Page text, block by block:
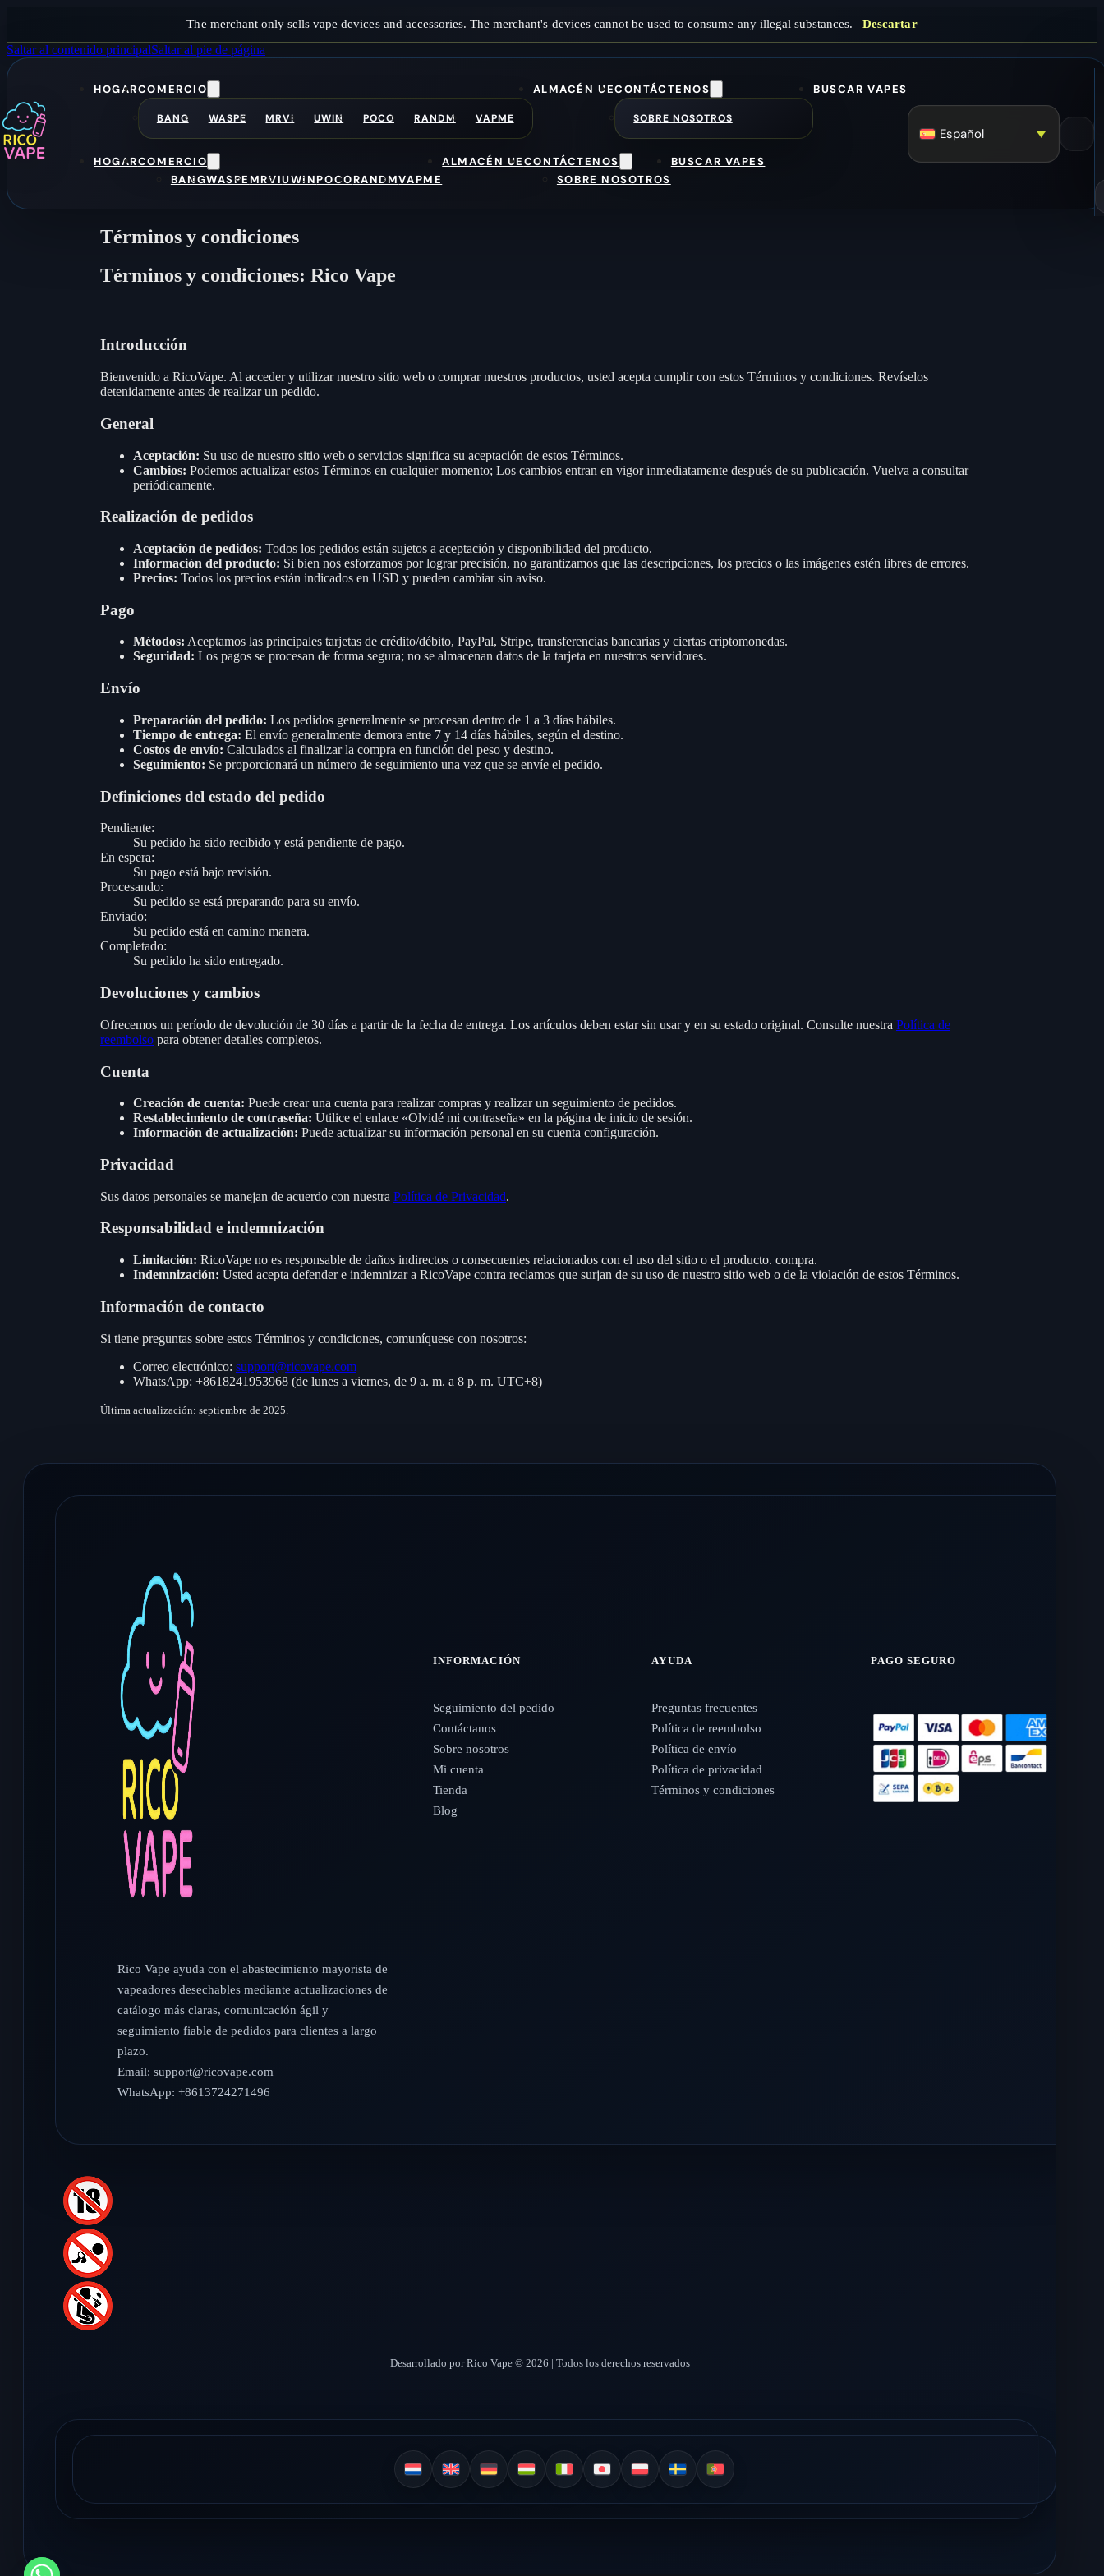
The merchant only sells vape devices and accessories. The merchant's devices cannot be used to consume any illegal substances. Descartar
Saltar al contenido principalSaltar al pie de página
HOGARCOMERCIO
BANG WASPE MRVI UWIN POCO RANDM VAPME
ALMACÉN UECONTÁCTENOS
SOBRE NOSOTROS
BUSCAR VAPES
HOGARCOMERCIO
BANGWASPEMRVIUWINPOCORANDMVAPME
ALMACÉN UECONTÁCTENOS
SOBRE NOSOTROS
BUSCAR VAPES
Español
Términos y condiciones
Términos y condiciones: Rico Vape
Introducción
Bienvenido a RicoVape. Al acceder y utilizar nuestro sitio web o comprar nuestros productos, usted acepta cumplir con estos Términos y condiciones. Revíselos
detenidamente antes de realizar un pedido.
General
Aceptación: Su uso de nuestro sitio web o servicios significa su aceptación de estos Términos.
Cambios: Podemos actualizar estos Términos en cualquier momento; Los cambios entran en vigor inmediatamente después de su publicación. Vuelva a consultar
periódicamente.
Realización de pedidos
Aceptación de pedidos: Todos los pedidos están sujetos a aceptación y disponibilidad del producto.
Información del producto: Si bien nos esforzamos por lograr precisión, no garantizamos que las descripciones, los precios o las imágenes estén libres de errores.
Precios: Todos los precios están indicados en USD y pueden cambiar sin aviso.
Pago
Métodos: Aceptamos las principales tarjetas de crédito/débito, PayPal, Stripe, transferencias bancarias y ciertas criptomonedas.
Seguridad: Los pagos se procesan de forma segura; no se almacenan datos de la tarjeta en nuestros servidores.
Envío
Preparación del pedido: Los pedidos generalmente se procesan dentro de 1 a 3 días hábiles.
Tiempo de entrega: El envío generalmente demora entre 7 y 14 días hábiles, según el destino.
Costos de envío: Calculados al finalizar la compra en función del peso y destino.
Seguimiento: Se proporcionará un número de seguimiento una vez que se envíe el pedido.
Definiciones del estado del pedido
Pendiente:
Su pedido ha sido recibido y está pendiente de pago.
En espera:
Su pago está bajo revisión.
Procesando:
Su pedido se está preparando para su envío.
Enviado:
Su pedido está en camino manera.
Completado:
Su pedido ha sido entregado.
Devoluciones y cambios
Ofrecemos un período de devolución de 30 días a partir de la fecha de entrega. Los artículos deben estar sin usar y en su estado original. Consulte nuestra Política de
reembolso para obtener detalles completos.
Cuenta
Creación de cuenta: Puede crear una cuenta para realizar compras y realizar un seguimiento de pedidos.
Restablecimiento de contraseña: Utilice el enlace «Olvidé mi contraseña» en la página de inicio de sesión.
Información de actualización: Puede actualizar su información personal en su cuenta configuración.
Privacidad
Sus datos personales se manejan de acuerdo con nuestra Política de Privacidad.
Responsabilidad e indemnización
Limitación: RicoVape no es responsable de daños indirectos o consecuentes relacionados con el uso del sitio o el producto. compra.
Indemnización: Usted acepta defender e indemnizar a RicoVape contra reclamos que surjan de su uso de nuestro sitio web o de la violación de estos Términos.
Información de contacto
Si tiene preguntas sobre estos Términos y condiciones, comuníquese con nosotros:
Correo electrónico: support@ricovape.com
WhatsApp: +8618241953968 (de lunes a viernes, de 9 a. m. a 8 p. m. UTC+8)
Última actualización: septiembre de 2025.
Rico Vape ayuda con el abastecimiento mayorista de
vapeadores desechables mediante actualizaciones de
catálogo más claras, comunicación ágil y
seguimiento fiable de pedidos para clientes a largo
plazo.
Email: support@ricovape.com
WhatsApp: +8613724271496
INFORMACIÓN
Seguimiento del pedido
Contáctanos
Sobre nosotros
Mi cuenta
Tienda
Blog
AYUDA
Preguntas frecuentes
Política de reembolso
Política de envío
Política de privacidad
Términos y condiciones
PAGO SEGURO
Desarrollado por Rico Vape © 2026 | Todos los derechos reservados